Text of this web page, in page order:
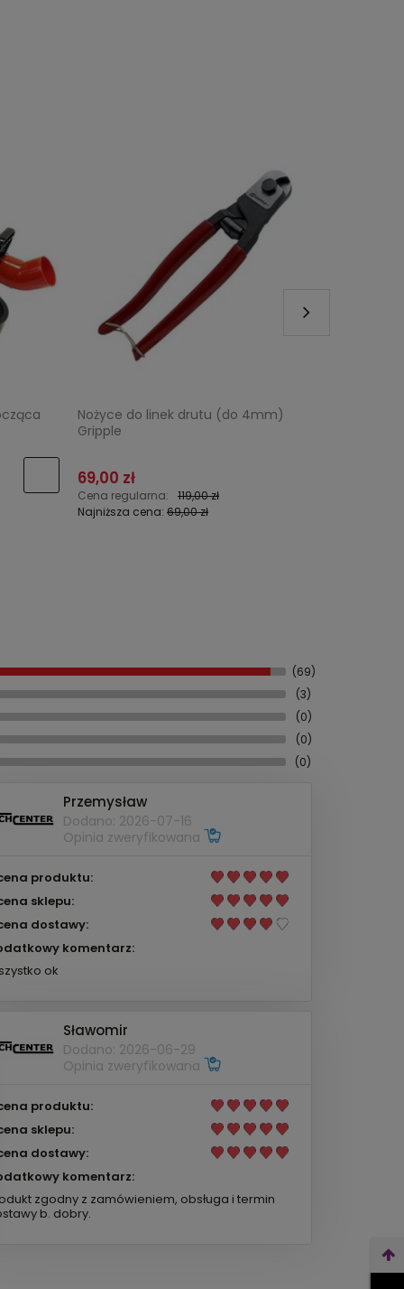
Nożyce do linek drutu (do 4mm)
Gripple
69,00 zł
Cena regularna:
119,00 zł
Najniższa cena: 69,00 zł
(69)
(3)
(0)
(0)
(0)
Przemysław
Dodano: 2026-07-16
Opinia zweryfikowana
produktu:
sklepu:
dostawy:
komentarz:
ok
Sławomir
Dodano: 2026-06-29
Opinia zweryfikowana
produktu:
sklepu:
dostawy:
komentarz:
zgodny z zamówieniem, obsługa i termin
b. dobry.